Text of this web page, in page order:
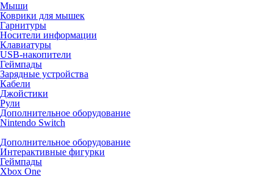
Мыши
Коврики для мышек
Гарнитуры
Носители информации
Клавиатуры
USB-накопители
Геймпады
Зарядные устройства
Кабели
Джойстики
Рули
Дополнительное оборудование
Nintendo Switch
Дополнительное оборудование
Интерактивные фигурки
Геймпады
Xbox One